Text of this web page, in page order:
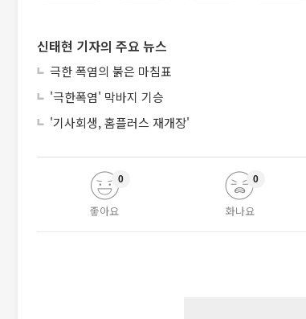
신태현 기자의 주요 뉴스
극한 폭염의 붉은 마침표
'극한폭염' 막바지 기승
'기사회생, 홈플러스 재개장'
좋아요
0
화나요
0